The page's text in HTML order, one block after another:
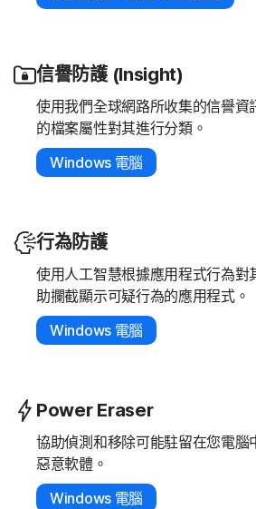
信譽防護 (Insight)
使用我們全球網路所收集的信譽資
的檔案屬性對其進行分類。
Windows 電腦
行為防護
使用人工智慧根據應用程式行為對
助攔截顯示可疑行為的應用程式。
Windows 電腦
Power Eraser
協助偵測和移除可能駐留在您電腦
惡意軟體。
Windows 電腦